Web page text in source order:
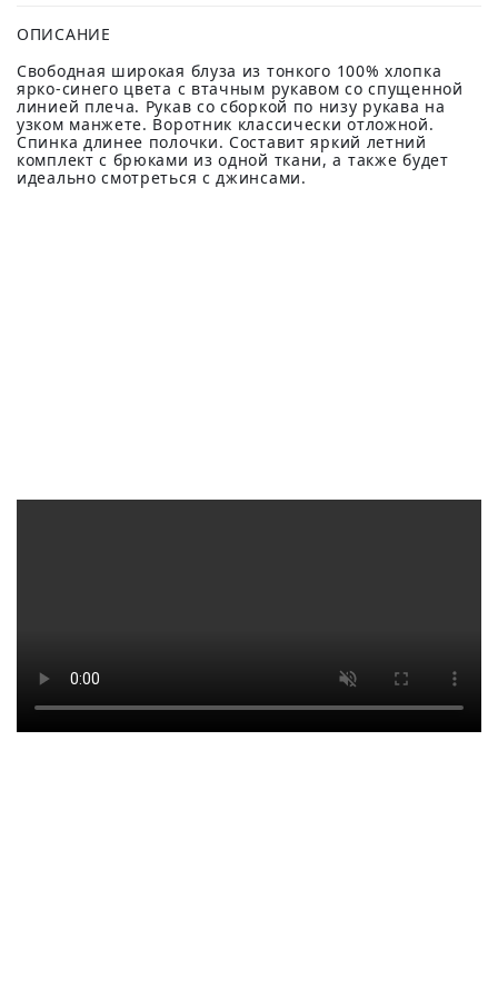
ОПИСАНИЕ
Свободная широкая блуза из тонкого 100% хлопка
ярко-синего цвета с втачным рукавом со спущенной
линией плеча. Рукав со сборкой по низу рукава на
узком манжете. Воротник классически отложной.
Спинка длинее полочки. Составит яркий летний
комплект с брюками из одной ткани, а также будет
идеально смотреться с джинсами.